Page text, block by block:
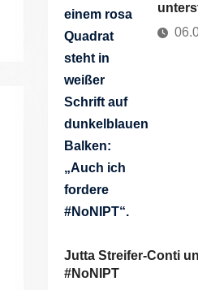
Jutta Streifer-Conti
#NoNIPT